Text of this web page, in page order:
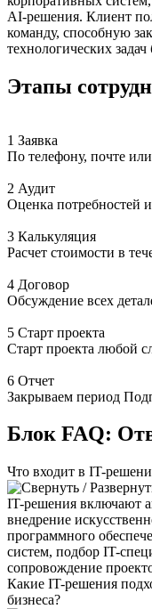
AI-решения. Клиент
команду, способную
технологических задач
Этапы
1 Заявка
По телефону, почте
2 Аудит
Оценка потребностей
3 Калькуляция
Расчет стоимости в
4 Договор
Обсуждение всех
5 Старт проекта
Старт проекта любой
6 Отчет
Закрываем период
Блок FAQ:
Что входит в IT-
IT-решения включают
внедрение
программного
систем, подбор IT-
сопровождение
Какие IT-решения
бизнеса?